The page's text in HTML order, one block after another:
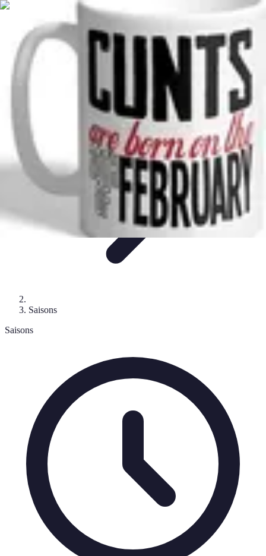
Fruits de Saison
SaisonsAlimentation saine
Conservation
Fruits de Saison
Saisons
Saisons